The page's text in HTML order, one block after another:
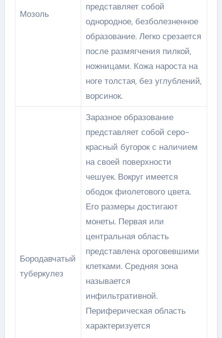
Мозоль
представляет собой
однородное, безболезненное
образование. Легко срезается
после размягчения пилкой,
ножницами. Кожа нароста на
ноге толстая, без углублений,
ворсинок.
Бородавчатый
туберкулез
Заразное образование
представляет собой серо-
красный бугорок с наличием
на своей поверхности
чешуек. Вокруг имеется
ободок фиолетового цвета.
Его размеры достигают
монеты. Первая или
центральная область
представлена ороговевшими
клетками. Средняя зона
называется
инфильтративной.
Периферическая область
характеризуется